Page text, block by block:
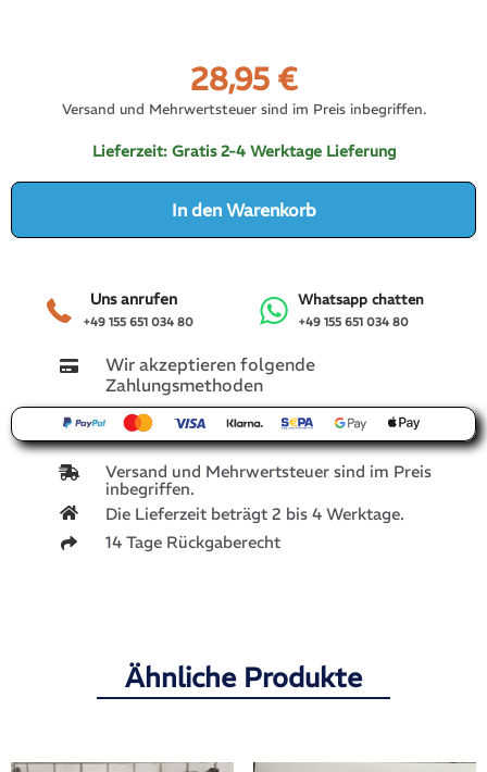
28,95 €
Versand und Mehrwertsteuer sind im Preis inbegriffen.
Lieferzeit: Gratis 2-4 Werktage Lieferung
In den Warenkorb
+49 155 651 034 80
Uns anrufen
+49 155 651 034 80
Whatsapp chatten
Wir akzeptieren folgende
Zahlungsmethoden
Versand und Mehrwertsteuer sind im Preis
inbegriffen.
Die Lieferzeit beträgt 2 bis 4 Werktage.
14 Tage Rückgaberecht
Ähnliche Produkte